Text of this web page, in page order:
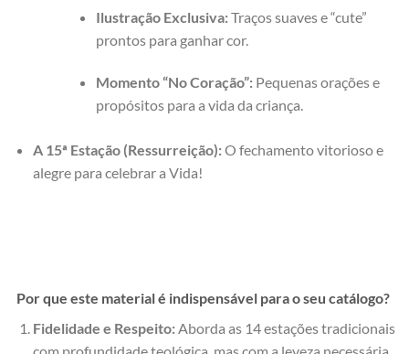
Ilustração Exclusiva:Traços suaves e “cute”
prontos para ganhar cor.
Momento “No Coração”:Pequenas orações e
propósitos para a vida da criança.
A 15ª Estação (Ressurreição):O fechamento vitorioso e
alegre para celebrar a Vida!
Por que este material é indispensável para o seu catálogo?
Fidelidade e Respeito:Aborda as 14 estações tradicionais